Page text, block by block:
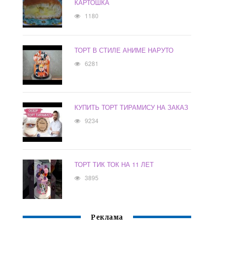
КАРТОШКА
1180
ТОРТ В СТИЛЕ АНИМЕ НАРУТО
6281
КУПИТЬ ТОРТ ТИРАМИСУ НА ЗАКАЗ
9234
ТОРТ ТИК ТОК НА 11 ЛЕТ
3895
Реклама